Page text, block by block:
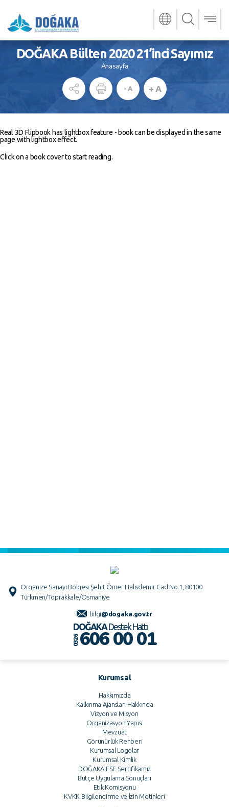
DOĞAKA Bülten 2020 21’inci Sayımız
Anasayfa
- A + A
Real 3D Flipbook has lightbox feature - book can be displayed in the same
page with lightbox effect.
Click on a book cover to start reading.
Organize Sanayi Bölgesi Şehit Ömer Halisdemir Cad No:1, 80100
Türkmen/Toprakkale/Osmaniye
bilgi@dogaka.gov.tr
DOĞAKADestek Hattı
0326 606 00 01
Kurumsal
Hakkımızda
Kalkınma Ajansları Hakkında
Vizyon ve Misyon
Organizasyon Yapısı
Mevzuat
Görünürlük Rehberi
Kurumsal Logolar
Kurumsal Kimlik
DOĞAKA FSE Sertifikamız
Bütçe Uygulama Sonuçları
Etik Komisyonu
KVKK Bilgilendirme ve İzin Metinleri